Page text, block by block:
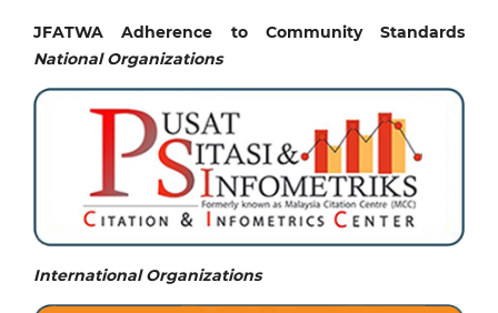
JFATWA Adherence to Community Standards
National Organizations
International Organizations